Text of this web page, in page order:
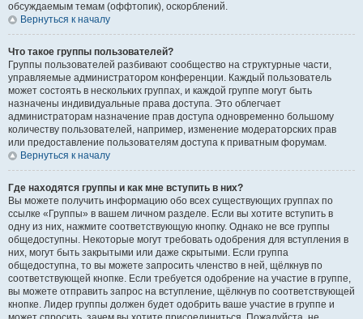
обсуждаемым темам (оффтопик), оскорблений.
Вернуться к началу
Что такое группы пользователей?
Группы пользователей разбивают сообщество на структурные части,
управляемые администратором конференции. Каждый пользователь
может состоять в нескольких группах, и каждой группе могут быть
назначены индивидуальные права доступа. Это облегчает
администраторам назначение прав доступа одновременно большому
количеству пользователей, например, изменение модераторских прав
или предоставление пользователям доступа к приватным форумам.
Вернуться к началу
Где находятся группы и как мне вступить в них?
Вы можете получить информацию обо всех существующих группах по
ссылке «Группы» в вашем личном разделе. Если вы хотите вступить в
одну из них, нажмите соответствующую кнопку. Однако не все группы
общедоступны. Некоторые могут требовать одобрения для вступления в
них, могут быть закрытыми или даже скрытыми. Если группа
общедоступна, то вы можете запросить членство в ней, щёлкнув по
соответствующей кнопке. Если требуется одобрение на участие в группе,
вы можете отправить запрос на вступление, щёлкнув по соответствующей
кнопке. Лидер группы должен будет одобрить ваше участие в группе и